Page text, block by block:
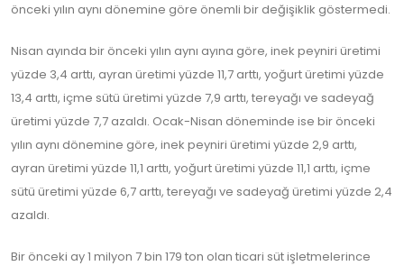
önceki yılın aynı dönemine göre önemli bir değişiklik göstermedi.
Nisan ayında bir önceki yılın aynı ayına göre, inek peyniri üretimi
yüzde 3,4 arttı, ayran üretimi yüzde 11,7 arttı, yoğurt üretimi yüzde
13,4 arttı, içme sütü üretimi yüzde 7,9 arttı, tereyağı ve sadeyağ
üretimi yüzde 7,7 azaldı. Ocak-Nisan döneminde ise bir önceki
yılın aynı dönemine göre, inek peyniri üretimi yüzde 2,9 arttı,
ayran üretimi yüzde 11,1 arttı, yoğurt üretimi yüzde 11,1 arttı, içme
sütü üretimi yüzde 6,7 arttı, tereyağı ve sadeyağ üretimi yüzde 2,4
azaldı.
Bir önceki ay 1 milyon 7 bin 179 ton olan ticari süt işletmelerince